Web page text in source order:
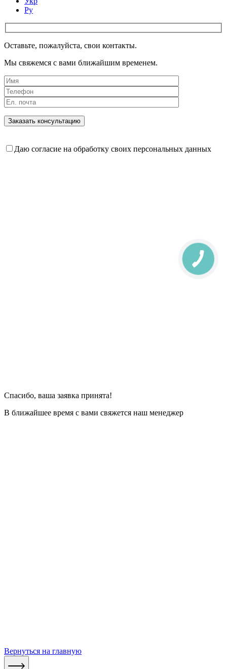
Ру
Оставьте, пожалуйста, свои контакты.
Мы свяжемся с вами ближайшим временем.
Даю согласие на обработку своих персональных данных
Спасибо, ваша заявка принята!
В ближайшее время с вами свяжется наш менеджер
Вернуться на главную